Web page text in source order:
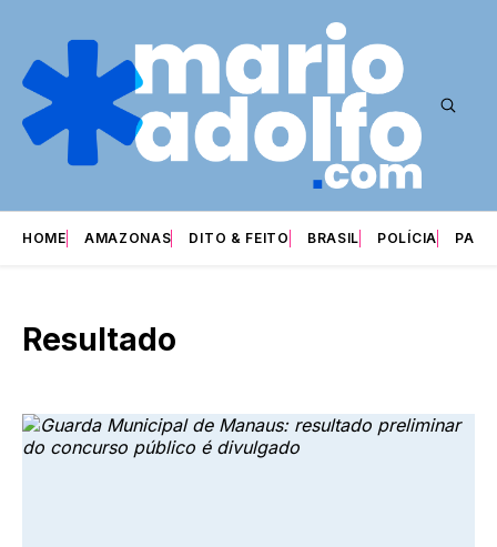
HOME AMAZONAS DITO & FEITO BRASIL POLÍCIA
Resultado